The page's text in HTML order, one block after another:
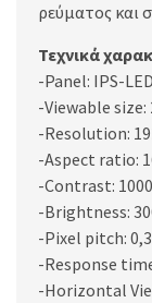
ρεύματος και
Τεχνικά
-Panel: IPS-LED
-Viewable size:
-Resolution:
-Aspect ratio:
-Contrast:
-Brightness:
-Pixel pitch:
-Response
-Horizontal